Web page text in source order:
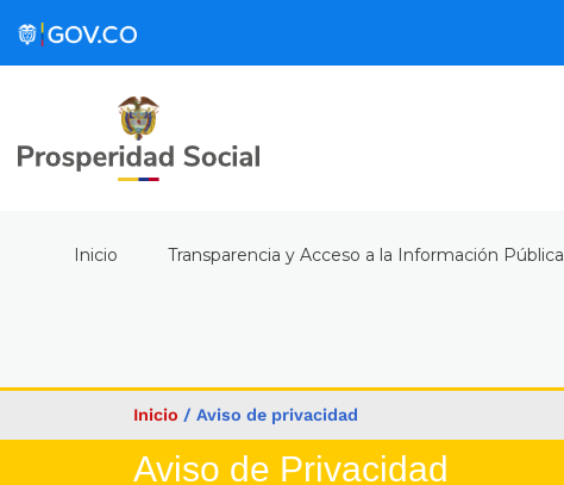
Inicio Transparencia y Acceso a la Información Pública
Inicio / Aviso de privacidad
Aviso de Privacidad